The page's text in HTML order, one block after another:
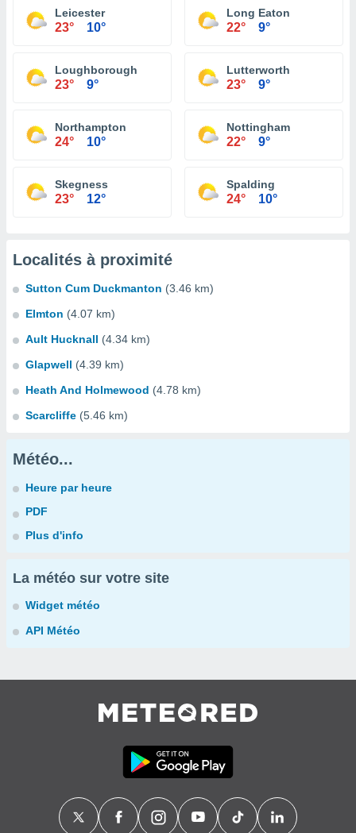
Leicester
23° 10°
Long Eaton
22° 9°
Loughborough
23° 9°
Lutterworth
23° 9°
Northampton
24° 10°
Nottingham
22° 9°
Skegness
23° 12°
Spalding
24° 10°
Localités à proximité
Sutton Cum Duckmanton (3.46 km)
Elmton (4.07 km)
Ault Hucknall (4.34 km)
Glapwell (4.39 km)
Heath And Holmewood (4.78 km)
Scarcliffe (5.46 km)
Météo...
Heure par heure
PDF
Plus d'info
La météo sur votre site
Widget météo
API Météo